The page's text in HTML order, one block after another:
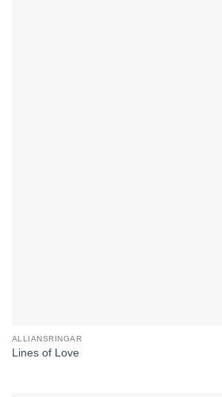
ALLIANSRINGAR
Lines of Love